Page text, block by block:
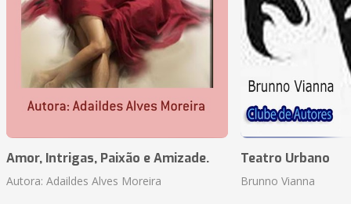
Amor, Intrigas, Paixão e Amizade.
Autora: Adaildes Alves Moreira
Teatro Urbano
Brunno Vianna